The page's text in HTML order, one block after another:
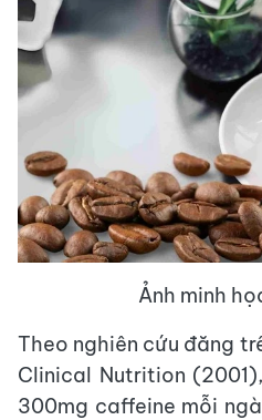
Ảnh minh
Theo nghiên cứu đăng
Clinical Nutrition
300mg caffeine mỗi